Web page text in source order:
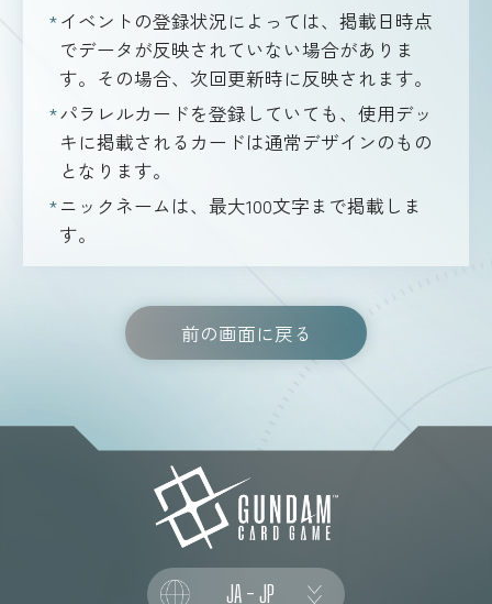
イベントの登録状況によっては、掲載日時点
でデータが反映されていない場合がありま
す。その場合、次回更新時に反映されます。
パラレルカードを登録していても、使用デッ
キに掲載されるカードは通常デザインのもの
となります。
ニックネームは、最大100文字まで掲載しま
す。
前の画面に戻る
JA - JP